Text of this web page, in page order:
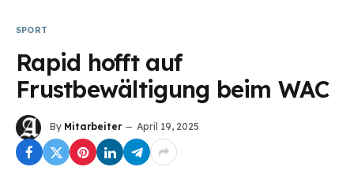
SPORT
Rapid hofft auf
Frustbewältigung beim WAC
By Mitarbeiter April 19, 2025